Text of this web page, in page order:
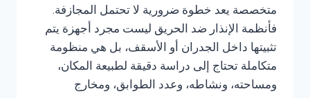
متخصصة يعد خطوة ضرورية لا تحتمل المجازفة.
فأنظمة الإنذار ضد الحريق ليست مجرد أجهزة يتم
تثبيتها داخل الجدران أو الأسقف، بل هي منظومة
متكاملة تحتاج إلى دراسة دقيقة لطبيعة المكان،
ومساحته، ونشاطه، وعدد الطوابق، ومخارج